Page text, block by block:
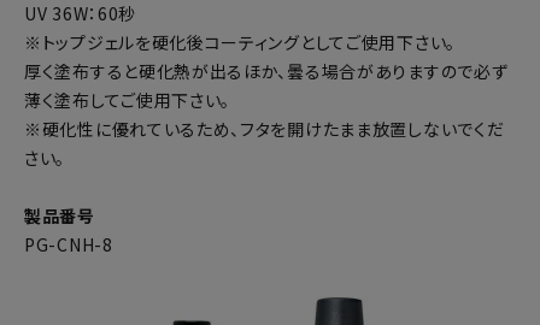
UV 36W：60秒
※トップジェルを硬化後コーティングとしてご使用下さい。
厚く塗布すると硬化熱が出るほか、曇る場合がありますので必ず
薄く塗布してご使用下さい。
※硬化性に優れているため、フタを開けたまま放置しないでくだ
さい。
製品番号
PG-CNH-8